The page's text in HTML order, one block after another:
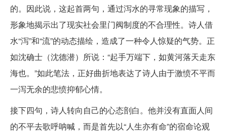
的。因此说，这起首两句，通过泻水的寻常现象的描写，
形象地揭示出了现实社会里门阀制度的不合理性。诗人借
水“泻”和“流”的动态描绘，造成了一种令人惊疑的气势。正
如沈确士（沈德潜）所说：“起手万端下，如黄河落天走东
海也。”如此笔法，正好曲折地表达了诗人由于激愤不平而
一泻无余的悲愤抑郁心情。
接下四句，诗人转向自己的心态剖白。他并没有直面人间
的不平去歌呼呐喊，而是首先以“人生亦有命”的宿命论观